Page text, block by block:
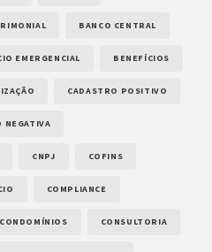
BANCO CENTRAL
EMERGENCIAL BENEFÍCIOS
CADASTRO POSITIVO
NEGATIVA
CNPJ COFINS
COMPLIANCE
CONDOMÍNIOS CONSULTORIA